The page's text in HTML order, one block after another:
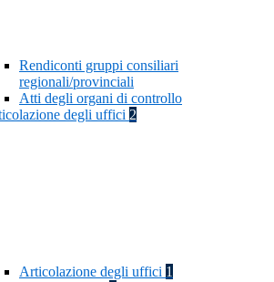
Rendiconti gruppi consiliari
regionali/provinciali
Atti degli organi di controllo
degli uffici 2
Articolazione degli uffici 1